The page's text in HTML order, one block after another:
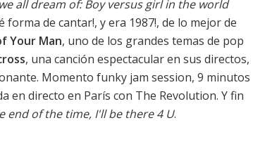
all dream of: Boy versus girl in the world
forma de cantar!, y era 1987!, de lo mejor de
Your Man, uno de los grandes temas de pop
, una canción espectacular en sus directos,
Momento funky jam session, 9 minutos
en directo en París con The Revolution. Y fin
end of the time, I'll be there 4 U.